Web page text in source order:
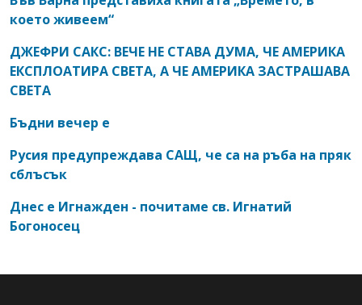
което живеем“
ДЖЕФРИ САКС: ВЕЧЕ НЕ СТАВА ДУМА, ЧЕ АМЕРИКА
ЕКСПЛОАТИРА СВЕТА, А ЧЕ АМЕРИКА ЗАСТРАШАВА
СВЕТА
Бъдни вечер е
Русия предупреждава САЩ, че са на ръба на пряк
сблъсък
Днес е Игнажден - почитаме св. Игнатий
Богоносец